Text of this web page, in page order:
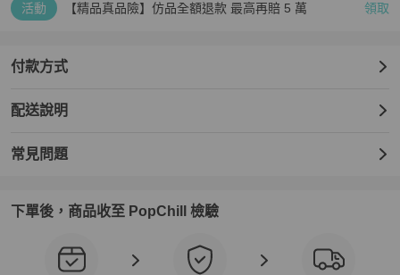
活動 【精品真品險】仿品全額退款 最高再賠 5 萬 領取
付款方式
配送說明
常見問題
下單後，商品收至 PopChill 檢驗